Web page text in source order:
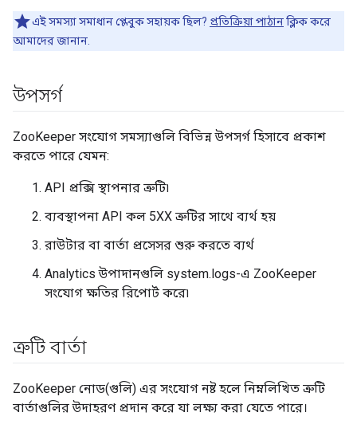
এই সমস্যা সমাধান প্লেবুক সহায়ক ছিল? প্রতিক্রিয়া পাঠানক্লিক করে
আমাদের জানান.
উপসর্গ
ZooKeeper সংযোগ সমস্যাগুলি বিভিন্ন উপসর্গ হিসাবে প্রকাশ
করতে পারে যেমন:
API প্রক্সি স্থাপনার ত্রুটি৷
ব্যবস্থাপনা API কল 5XX ত্রুটির সাথে ব্যর্থ হয়
রাউটার বা বার্তা প্রসেসর শুরু করতে ব্যর্থ
Analytics উপাদানগুলি system.logs-এ ZooKeeper
সংযোগ ক্ষতির রিপোর্ট করে৷
ত্রুটি বার্তা
ZooKeeper নোড(গুলি) এর সংযোগ নষ্ট হলে নিম্নলিখিত ত্রুটি
বার্তাগুলির উদাহরণ প্রদান করে যা লক্ষ্য করা যেতে পারে।